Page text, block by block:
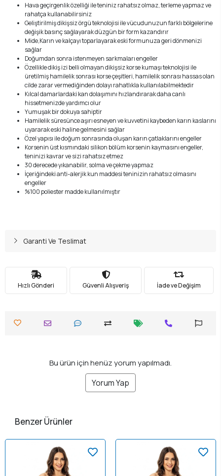
Hava geçirgenlik özelliği ile teniniz rahatsız olmaz, terleme yapmaz ve
rahatça kullanabilirsiniz
Geliştirilmiş dikişsiz örgü teknolojisi ile vücudunuzun farklı bölgelerine
değişik basınç sağlayarak düzgün bir form kazandırır
Mide,Karın ve kalçayı toparlayarak eski formunuza geri dönmenizi
sağlar
Doğumdan sonra istenmeyen sarkmaları engeller
Özellikle dikiş izi belli olmayan dikişsiz korse kumaşı teknolojisi ile
üretilmiş hamilelik sonrası korse çeşitleri, hamilelik sonrası hassas olan
cilde zarar vermediğinden dolayı rahatlıkla kullanılabilmektedir
Kılcal damarlardaki kan dolaşımını hızlandırarak daha canlı
hissetmenizde yardımcı olur
Yumuşak bir dokuya sahiptir
Hamilelik süresünce aşırı esneyen ve kuvvetini kaybeden karın kaslarını
uyararak eski haline gelmesini sağlar
Özel yapısı ile doğum sonrasında oluşan karın çatlaklarını engeller
Korsenin üst kısmındaki silikon bölüm korsenin kaymasını engeller,
teninizi kavrar ve sizi rahatsız etmez
30 derecede yıkanabilir, solma ve çekme yapmaz
İçeriğindeki anti-alerjik kun maddesi teninizin rahatsız olmasını
engeller
%100 poliester madde kullanılmıştır
Garanti Ve Teslimat
Hızlı Gönderi Güvenli Alışveriş İade ve Değişim
Bu ürün için henüz yorum yapılmadı.
Yorum Yap
Benzer Ürünler